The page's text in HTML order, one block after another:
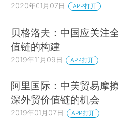
我们谈论的风险到底是
治不稳定、网络攻击、供
等风险。在需求层面，产
市场准入的政策、宏观经
来风险。
新冠疫情是一场全球性
面对全球价值链中的企业
2020年01月07日 APP打开
贝格洛夫：中国应关注
值链的构建
2019年11月09日 APP打开
阿里国际：中美贸易摩
深外贸价值链的机会
2019年01月07日 APP打开